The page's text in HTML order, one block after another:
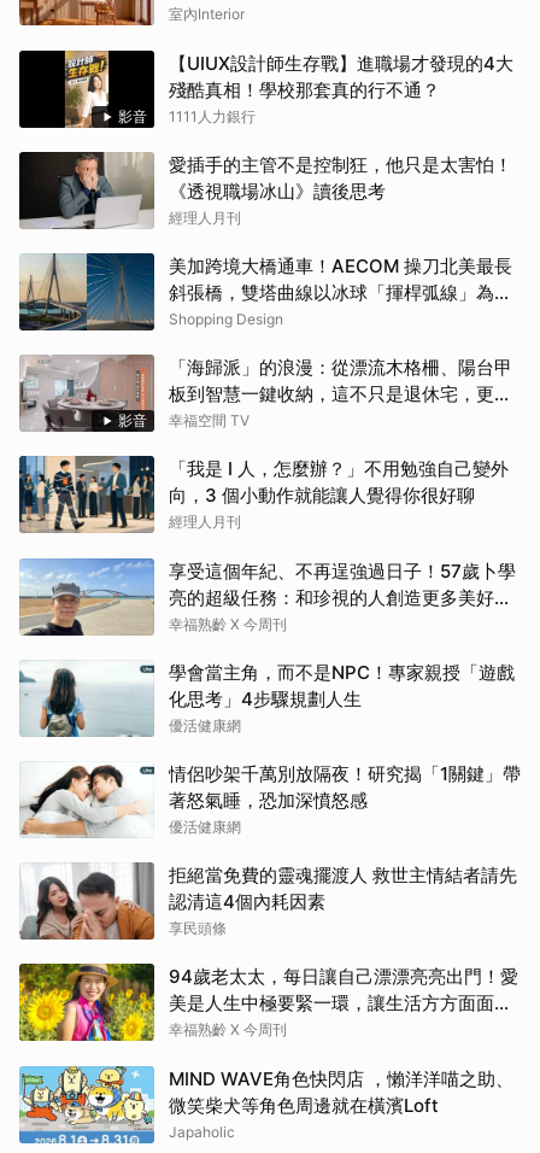
室內Interior
影音
【UIUX設計師生存戰】進職場才發現的4大
殘酷真相！學校那套真的行不通？
1111人力銀行
愛插手的主管不是控制狂，他只是太害怕！
《透視職場冰山》讀後思考
經理人月刊
美加跨境大橋通車！AECOM 操刀北美最長
斜張橋，雙塔曲線以冰球「揮桿弧線」為靈
感
Shopping Design
影音
「海歸派」的浪漫：從漂流木格柵、陽台甲
板到智慧一鍵收納，這不只是退休宅，更是
遊子的心靈港灣！！
幸福空間 TV
「我是 I 人，怎麼辦？」不用勉強自己變外
向，3 個小動作就能讓人覺得你很好聊
經理人月刊
享受這個年紀、不再逞強過日子！57歲卜學
亮的超級任務：和珍視的人創造更多美好記
憶
幸福熟齡 X 今周刊
學會當主角，而不是NPC！專家親授「遊戲
化思考」4步驟規劃人生
優活健康網
情侶吵架千萬別放隔夜！研究揭「1關鍵」帶
著怒氣睡，恐加深憤怒感
優活健康網
拒絕當免費的靈魂擺渡人 救世主情結者請先
認清這4個內耗因素
享民頭條
94歲老太太，每日讓自己漂漂亮亮出門！愛
美是人生中極要緊一環，讓生活方方面面，
更加豐富有樂趣
幸福熟齡 X 今周刊
MIND WAVE角色快閃店 ，懶洋洋喵之助、
微笑柴犬等角色周邊就在橫濱Loft
Japaholic